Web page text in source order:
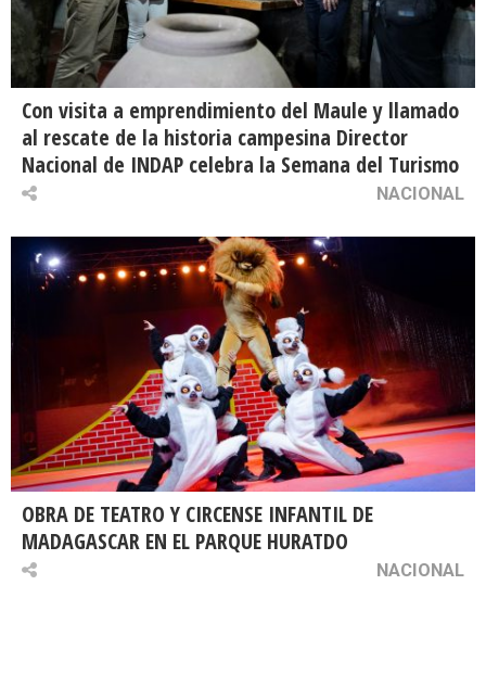
Con visita a emprendimiento del Maule y llamado
al rescate de la historia campesina Director
Nacional de INDAP celebra la Semana del Turismo
NACIONAL
OBRA DE TEATRO Y CIRCENSE INFANTIL DE
MADAGASCAR EN EL PARQUE HURATDO
NACIONAL